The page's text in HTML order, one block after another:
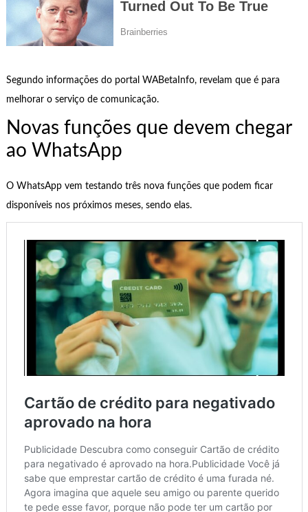
Segundo informações do portal WABetaInfo, revelam que é para
melhorar o serviço de comunicação.
Novas funções que devem chegar
ao WhatsApp
O WhatsApp vem testando três nova funções que podem ficar
disponíveis nos próximos meses, sendo elas.